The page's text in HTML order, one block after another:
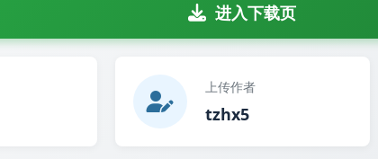
进入下载页
上传作者
tzhx5